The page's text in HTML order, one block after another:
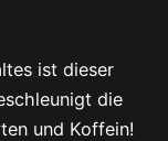
ist dieser
die
und Koffein!